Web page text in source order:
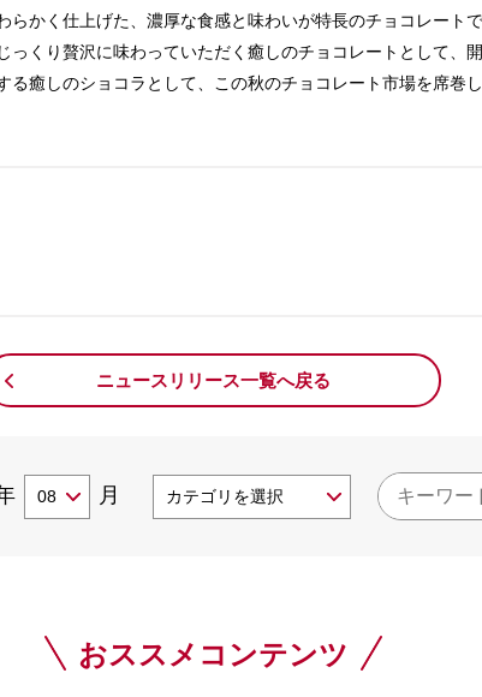
らかく仕上げた、濃厚な食感と味わいが特長のチョコレート
っくり贅沢に味わっていただく癒しのチョコレートとして、
癒しのショコラとして、この秋のチョコレート市場を席巻
ニュースリリース一覧へ戻る
月
おススメコンテンツ